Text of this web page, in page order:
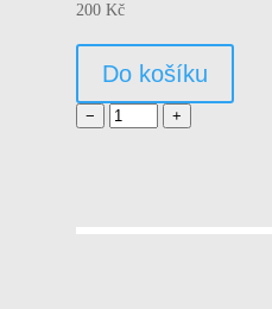
200 Kč
Do košíku
− +